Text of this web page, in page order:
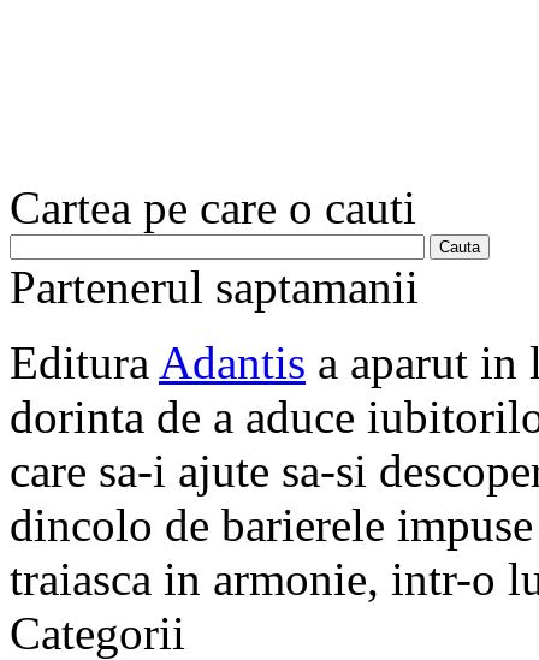
Cartea pe care o cauti
Partenerul saptamanii
Editura Adantis a aparut in
dorinta de a aduce
care sa-i ajute sa-si
dincolo de barierele
traiasca in armonie, intr-o
Categorii